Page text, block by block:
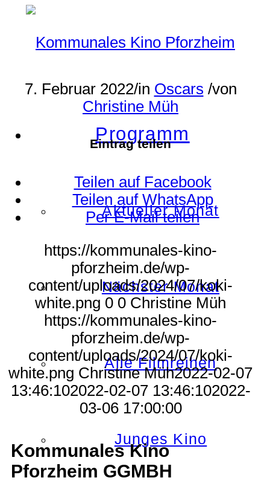
Programm
Aktueller Monat
Nächster Monat
Alle Filmreihen
Junges Kino
7. Februar 2022/in Oscars /von
Christine Müh
Eintrag teilen
Teilen auf Facebook
Teilen auf WhatsApp
Per E-Mail teilen
https://kommunales-kino-
pforzheim.de/wp-
content/uploads/2024/07/koki-
white.png 0 0 Christine Müh
https://kommunales-kino-
pforzheim.de/wp-
content/uploads/2024/07/koki-
white.png Christine Müh2022-02-07
13:46:102022-02-07 13:46:102022-
03-06 17:00:00
Kommunales Kino
Pforzheim GGMBH